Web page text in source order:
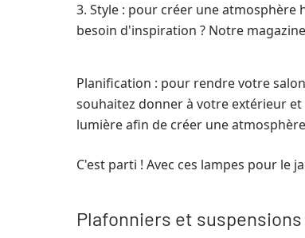
3. Style : pour créer une
besoin d'inspiration ? Notre
Planification : pour rendre votre
souhaitez donner à votre extérieur
lumière afin de créer une
C'est parti ! Avec ces lampes pour
Plafonniers et